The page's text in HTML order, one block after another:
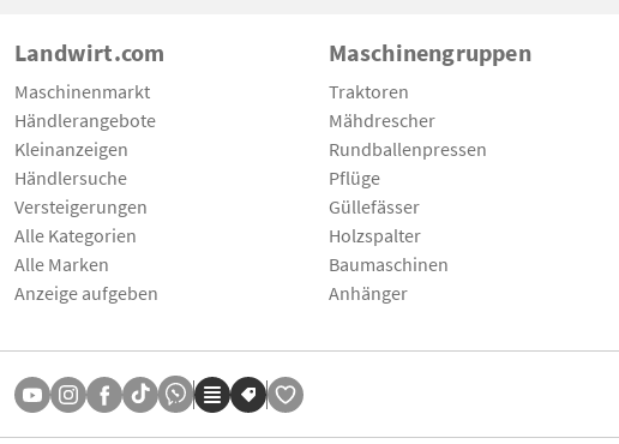
Landwirt.com
Maschinenmarkt
Händlerangebote
Kleinanzeigen
Händlersuche
Versteigerungen
Alle Kategorien
Alle Marken
Anzeige aufgeben
Maschinengruppen
Traktoren
Mähdrescher
Rundballenpressen
Pflüge
Güllefässer
Holzspalter
Baumaschinen
Anhänger